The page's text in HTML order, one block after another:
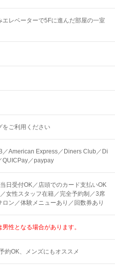
エレベーターで5Fに進んだ部屋の一室
をご利用ください
／American Express／Diners Club／Di
QUICPay／paypay
日受付OK／店頭でのカード支払いOK
女性スタッフ在籍／完全予約制／3席
ロン／体験メニューあり／回数券あり
性となる場合があります。
約OK メンズにもオススメ